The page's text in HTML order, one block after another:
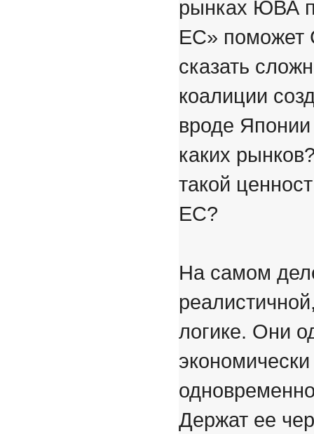
рынках ЮВА
ЕС» поможет
сказать
коалиции
вроде
каких
такой
ЕС?
На самом
логике. Они
Держат ее